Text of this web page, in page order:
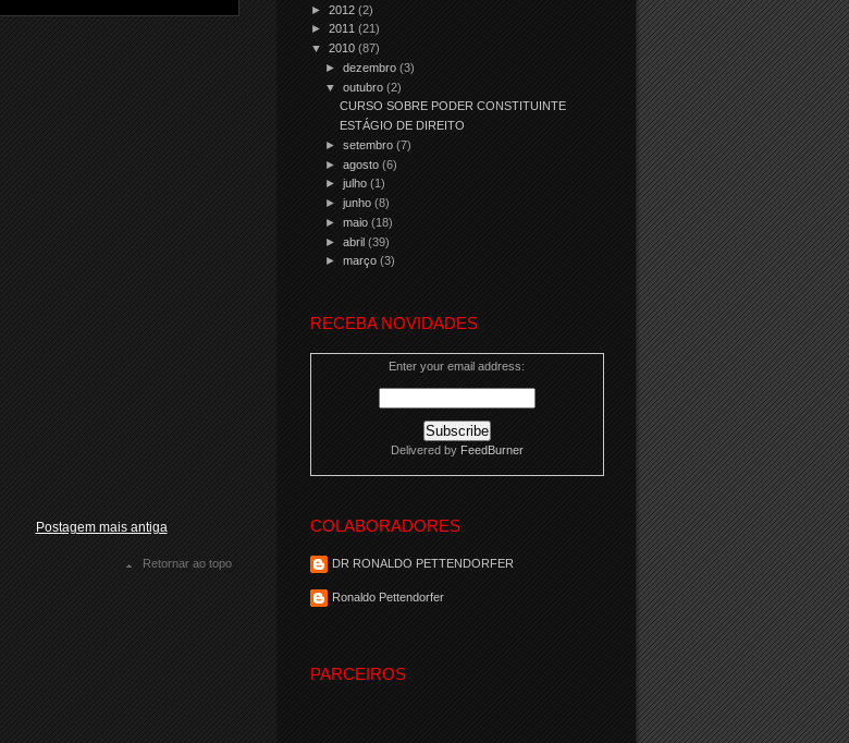
Postagem mais antiga
Retornar ao topo
► 2012 (2)
► 2011 (21)
▼ 2010 (87)
► dezembro (3)
▼ outubro (2)
CURSO SOBRE PODER CONSTITUINTE
ESTÁGIO DE DIREITO
► setembro (7)
► agosto (6)
► julho (1)
► junho (8)
► maio (18)
► abril (39)
► março (3)
RECEBA NOVIDADES
Enter your email address:
Delivered by FeedBurner
COLABORADORES
DR RONALDO PETTENDORFER
Ronaldo Pettendorfer
PARCEIROS